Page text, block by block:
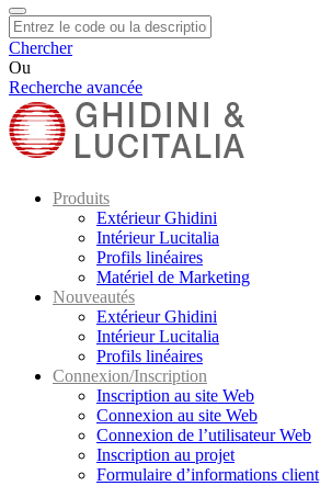
Chercher
Ou
Recherche avancée
Produits
Extérieur Ghidini
Intérieur Lucitalia
Profils linéaires
Matériel de Marketing
Nouveautés
Extérieur Ghidini
Intérieur Lucitalia
Profils linéaires
Connexion/Inscription
Inscription au site Web
Connexion au site Web
Connexion de l’utilisateur Web
Inscription au projet
Formulaire d’informations client